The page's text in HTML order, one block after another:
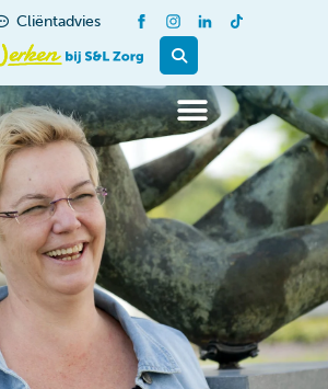
Cliëntadvies